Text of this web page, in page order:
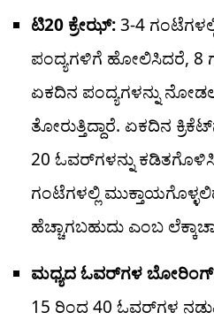
ಟಿ20 ಕ್ರೇಝ್:3-4
ಪಂದ್ಯಗಳಿಗೆ ಹೋಲಿಸಿದರೆ, 8
ಏಕದಿನ ಪಂದ್ಯಗಳನ್ನು ನೋಡಲು
ತೋರುತ್ತಿದ್ದಾರೆ. ಏಕದಿನ
20 ಓವರ್​ಗಳನ್ನು
ಗಂಟೆಗಳಲ್ಲಿ
ಹೆಚ್ಚಾಗಬಹುದು ಎಂಬ
ಮಧ್ಯದ ಓವರ್‌ಗಳ
15 ರಿಂದ 40 ಓವರ್‌ಗಳ